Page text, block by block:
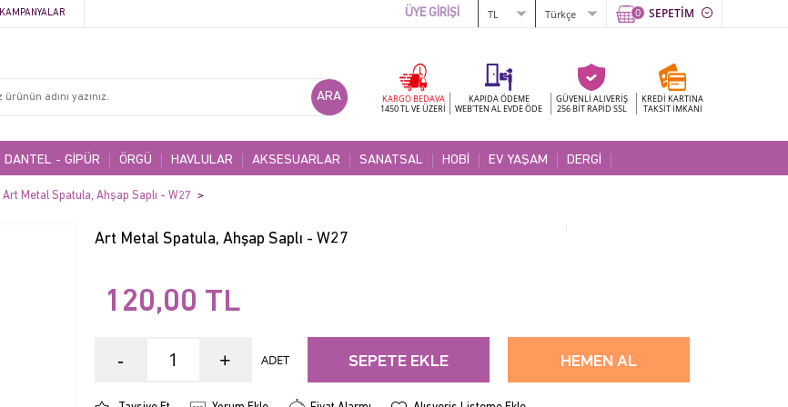
KAMPANYALAR 0 SEPETİM
ÜYE GİRİŞİ
KARGO BEDAVA
1450 TL VE ÜZERİ
KAPIDA ÖDEME
WEB'TEN AL EVDE ÖDE
GÜVENLİ ALIVERİŞ
256 BİT RAPİD SSL
KREDİ KARTINA
TAKSİT İMKANI
DANTEL - GİPÜR ÖRGÜ HAVLULAR AKSESUARLAR SANATSAL HOBİ EV YAŞAM DERGİ
Art Metal Spatula, Ahşap Saplı - W27
Art Metal Spatula, Ahşap Saplı - W27
120,00 TL
- + ADET SEPETE EKLE HEMEN AL